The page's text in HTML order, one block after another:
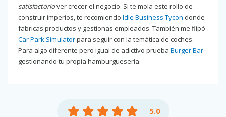
satisfactoriover crecer el negocio. Si te mola este rollo de
construir imperios, te recomiendo Idle Business Tycon donde
fabricas productos y gestionas empleados. También me flipó
Car Park Simulatorpara seguir con la temática de coches.
Para algo diferente pero igual de adictivo prueba Burger Bar
gestionando tu propia hamburguesería.
5.0